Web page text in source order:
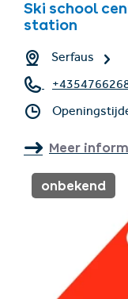
Ski school
station
Serfaus
Meer
onbekend